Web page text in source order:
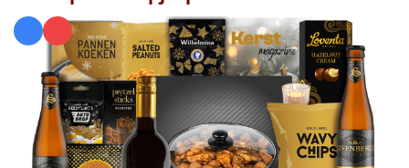
€40 tot €45
€45 tot €50
€50 tot €55
€55 tot €75